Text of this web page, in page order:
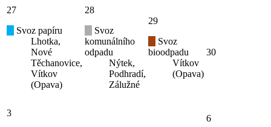
27
Svoz papíru
Lhotka,
Nové
Těchanovice,
Vítkov
(Opava)
28
Svoz
komunálního
odpadu
Nýtek,
Podhradí,
Zálužné
29
Svoz
bioodpadu
Vítkov
(Opava)
30
3
6